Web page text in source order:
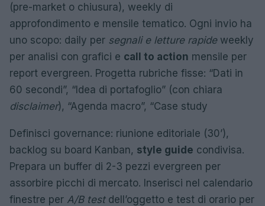
(pre-market o chiusura), weekly di
approfondimento e mensile tematico. Ogni invio ha
uno scopo: daily per segnali e letture rapideweekly
per analisi con grafici e call to action mensile per
report evergreen. Progetta rubriche fisse: “Dati in
60 secondi”, “Idea di portafoglio” (con chiara
disclaimer), “Agenda macro”, “Case study
Definisci governance: riunione editoriale (30’),
backlog su board Kanban, style guide condivisa.
Prepara un buffer di 2-3 pezzi evergreen per
assorbire picchi di mercato. Inserisci nel calendario
finestre per A/B testdell’oggetto e test di orario per